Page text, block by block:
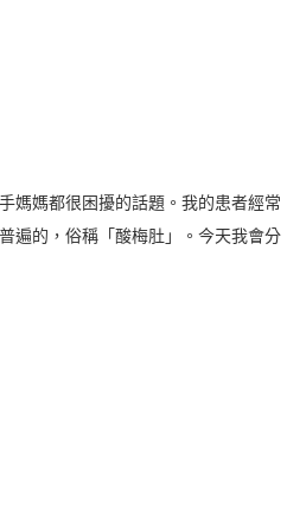
媽媽都很困擾的話題。我的患者經常
遍的，俗稱「酸梅肚」。今天我會分